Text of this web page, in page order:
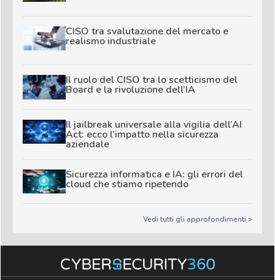
CISO tra svalutazione del mercato e
realismo industriale
Il ruolo del CISO tra lo scetticismo del
Board e la rivoluzione dell’IA
Il jailbreak universale alla vigilia dell’AI
Act: ecco l’impatto nella sicurezza
aziendale
Sicurezza informatica e IA: gli errori del
cloud che stiamo ripetendo
Vedi tutti gli approfondimenti >